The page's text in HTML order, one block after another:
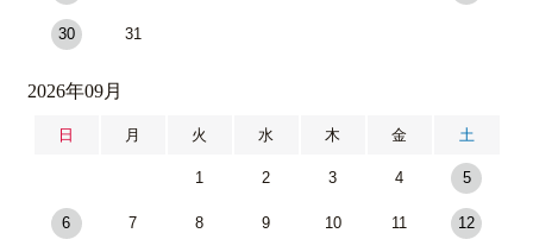
30 31
2026年09月
日 月 火 水 木 金 土
1 2 3 4 5
6 7 8 9 10 11 12